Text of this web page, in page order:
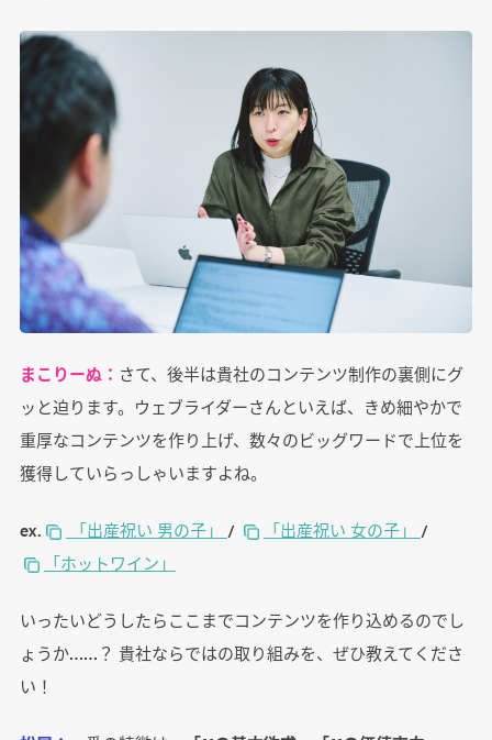
まこりーぬ： さて、後半は貴社のコンテンツ制作の裏側にグ
ッと迫ります。ウェブライダーさんといえば、きめ細やかで
重厚なコンテンツを作り上げ、数々のビッグワードで上位を
獲得していらっしゃいますよね。
ex. 「出産祝い 男の子」 / 「出産祝い 女の子」 /
「ホットワイン」
いったいどうしたらここまでコンテンツを作り込めるのでし
ょうか……？ 貴社ならではの取り組みを、ぜひ教えてくださ
い！